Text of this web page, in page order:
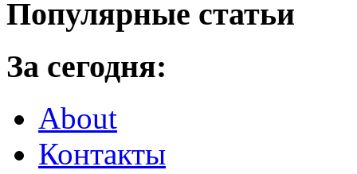
Популярные статьи
За сегодня:
About
Контакты